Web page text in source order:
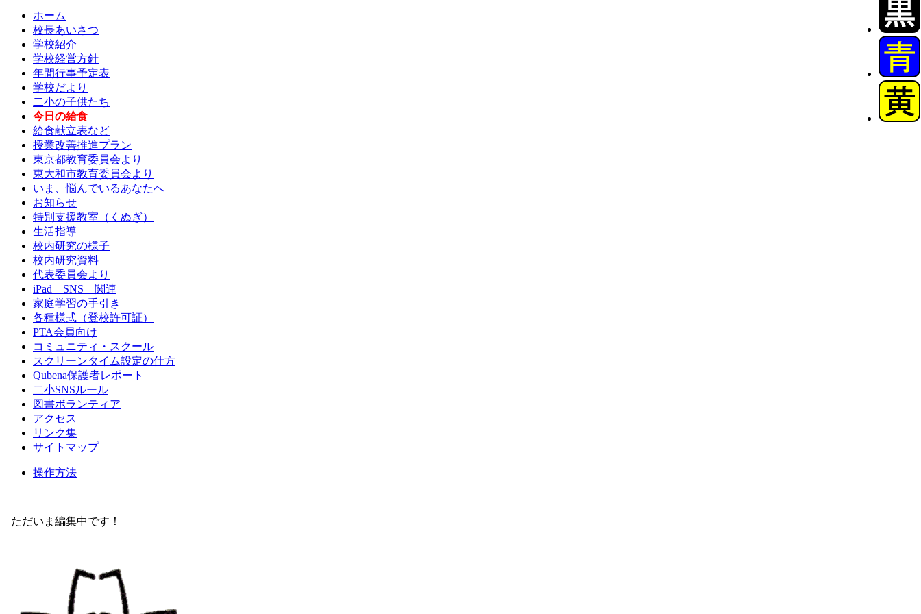
ホーム
校長あいさつ
学校紹介
学校経営方針
年間行事予定表
学校だより
二小の子供たち
今日の給食
給食献立表など
授業改善推進プラン
東京都教育委員会より
東大和市教育委員会より
いま、悩んでいるあなたへ
お知らせ
特別支援教室（くぬぎ）
生活指導
校内研究の様子
校内研究資料
代表委員会より
iPad SNS 関連
家庭学習の手引き
各種様式（登校許可証）
PTA会員向け
コミュニティ・スクール
スクリーンタイム設定の仕方
Qubena保護者レポート
二小SNSルール
図書ボランティア
アクセス
リンク集
サイトマップ
操作方法
ただいま編集中です！